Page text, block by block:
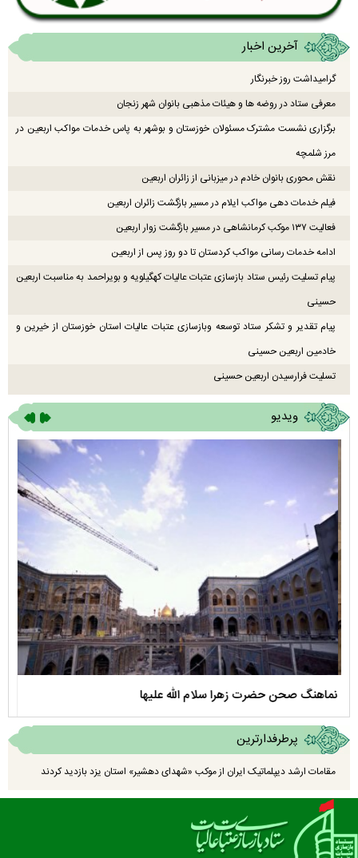
آخرین اخبار
گرامیداشت روز خبرنگار
معرفی ستاد در روضه ها و هیئات مذهبی بانوان شهر زنجان
برگزاری نشست مشترک مسئولان خوزستان و بوشهر به پاس خدمات مواکب اربعین در
مرز شلمچه
نقش محوری بانوان خادم در میزبانی از زائران اربعین
فیلم خدمات دهی مواکب ایلام در مسیر بازگشت زائران اربعین
فعالیت ۱۳۷ موکب کرمانشاهی در مسیر بازگشت زوار اربعین
ادامه خدمات رسانی مواکب کردستان تا دو روز پس از اربعین
پیام تسلیت رئیس ستاد بازسازی عتبات عالیات کهگیلویه و بویراحمد به مناسبت اربعین
حسینی
پیام تقدیر و تشکر ستاد توسعه وبازسازی عتبات عالیات استان خوزستان از خیرین و
خادمین اربعین حسینی
تسلیت فرارسیدن اربعین حسینی
ویدیو
نماهنگ صحن حضرت زهرا سلام الله علیها
پرطرفدارترین
مقامات ارشد دیپلماتیک ایران از موکب «شهدای دهشیر» استان یزد بازدید کردند